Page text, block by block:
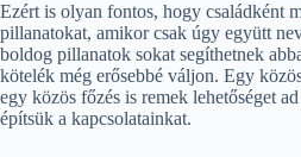
Ezért is olyan fontos, hogy családként
pillanatokat, amikor csak úgy együtt
boldog pillanatok sokat segíthetnek
kötelék még erősebbé váljon. Egy
egy közös főzés is remek lehetőséget
építsük a kapcsolatainkat.